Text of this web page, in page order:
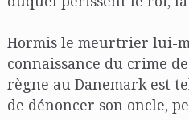
Hormis le meurtrier lui-
connaissance du crime
règne au Danemark est
de dénoncer son oncle,